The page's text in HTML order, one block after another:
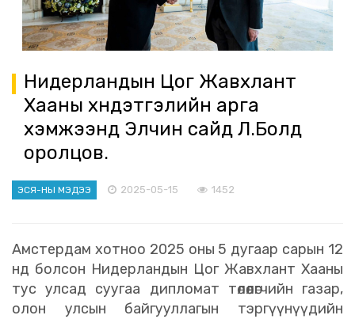
Нидерландын Цог Жавхлант
Хааны хүндэтгэлийн арга
хэмжээнд Элчин сайд Л.Болд
оролцов.
ЭСЯ-НЫ МЭДЭЭ 2025-05-15 1452
Амстердам хотноо 2025 оны 5 дугаар сарын 12
нд болсон Нидерландын Цог Жавхлант Хааны
тус улсад суугаа дипломат төлөөлөгчийн газар,
олон улсын байгууллагын тэргүүнүүдийн